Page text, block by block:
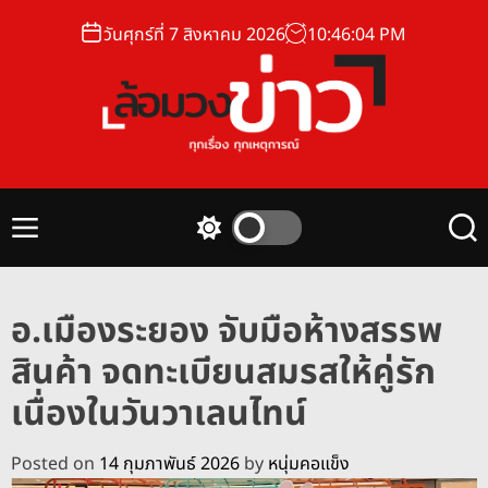
วันศุกร์ที่ 7 สิงหาคม 2026 10:46:04 PM
อ
า
ว
M
c
h
c
o
l
o
r
m
S
อ.เมืองระยอง จับมือห้างสรรพ
สินค้า จดทะเบียนสมรสให้คู่รัก
เนื่องในวันวาเลนไทน์
Posted on 14 กุมภาพันธ์ 2026 by หนุ่มคอแข็ง